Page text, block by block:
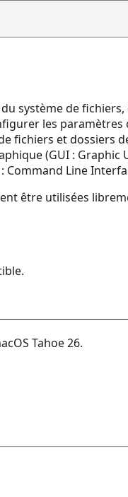
système de
les paramètres
fichiers et dossiers
(GUI : Graphic
Command Line
être utilisées
Tahoe 26.